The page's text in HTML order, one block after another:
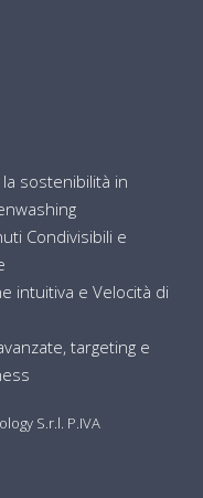
sostenibilità in
Condivisibili e
intuitiva e Velocità di
targeting e
S.r.l. P.IVA